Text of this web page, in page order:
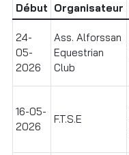
Début Organisateur
24-
05-
2026
Ass. Alforssan
Equestrian
Club
16-05-
2026
F.T.S.E